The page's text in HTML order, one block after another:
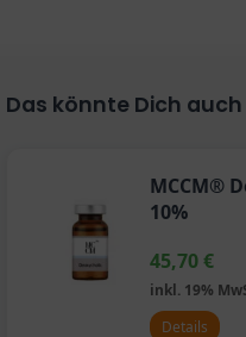
Das könnte Dich
MCCM®
10%
45,70€
inkl. 19%
Details